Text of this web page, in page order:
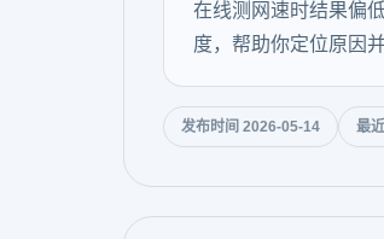
在线测网速时结果偏
度，帮助你定位原因
发布时间 2026-05-14 最